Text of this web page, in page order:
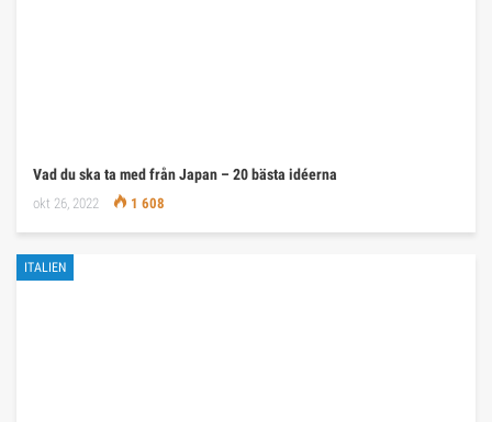
Vad du ska ta med från Japan – 20 bästa idéerna
okt 26, 2022 1 608
ITALIEN